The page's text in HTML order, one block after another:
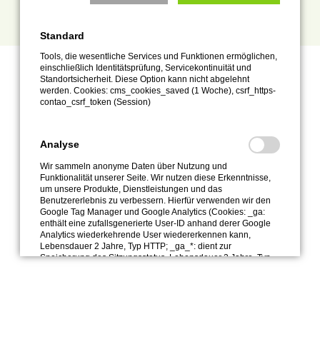
Standard
Tools, die wesentliche Services und Funktionen ermöglichen,
einschließlich Identitätsprüfung, Servicekontinuität und
Standortsicherheit. Diese Option kann nicht abgelehnt
werden. Cookies: cms_cookies_saved (1 Woche), csrf_https-
contao_csrf_token (Session)
Analyse
Wir sammeln anonyme Daten über Nutzung und
Funktionalität unserer Seite. Wir nutzen diese Erkenntnisse,
um unsere Produkte, Dienstleistungen und das
Benutzererlebnis zu verbessern. Hierfür verwenden wir den
Google Tag Manager und Google Analytics (Cookies: _ga:
enthält eine zufallsgenerierte User-ID anhand derer Google
Analytics wiederkehrende User wiedererkennen kann,
Lebensdauer 2 Jahre, Typ HTTP; _ga_*: dient zur
Speicherung des Sitzungsstatus, Lebensdauer 2 Jahre, Typ